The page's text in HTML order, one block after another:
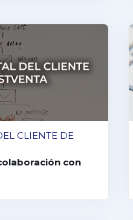
CLIENTE DE POSVENTA
CLIENTE DE
con